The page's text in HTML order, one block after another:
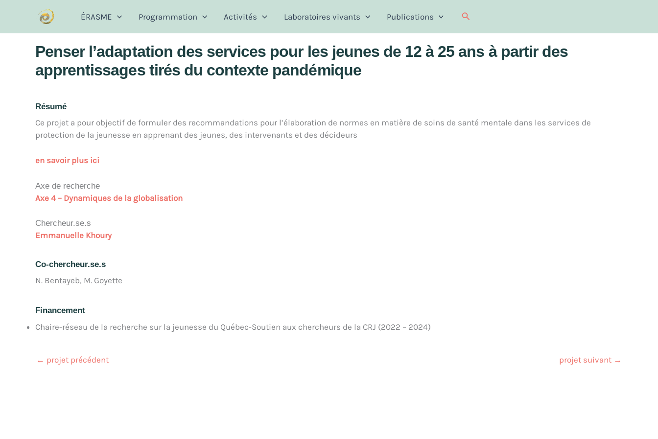
ÉRASME Programmation Activités Laboratoires vivants Publications Recherche
Penser l’adaptation des services pour les jeunes de 12 à 25 ans à partir des
apprentissages tirés du contexte pandémique
Résumé
Ce projet a pour objectif de formuler des recommandations pour l’élaboration de normes en matière de soins de santé mentale dans les services de
protection de la jeunesse en apprenant des jeunes, des intervenants et des décideurs
en savoir plus ici
Axe de recherche
Axe 4 – Dynamiques de la globalisation
Chercheur.se.s
Emmanuelle Khoury
Co-chercheur.se.s
N. Bentayeb, M. Goyette
Financement
Chaire-réseau de la recherche sur la jeunesse du Québec-Soutien aux chercheurs de la CRJ (2022 – 2024)
← projet précédent projet suivant →